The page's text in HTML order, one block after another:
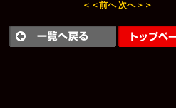
＜＜前へ 次へ＞＞